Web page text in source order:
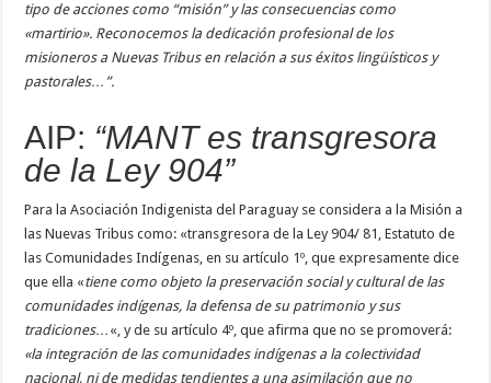
tipo de acciones como “misión” y las consecuencias como
«martirio». Reconocemos la dedicación profesional de los
misioneros a Nuevas Tribus en relación a sus éxitos lingüísticos y
pastorales…”.
AIP: “MANT es transgresora
de la Ley 904”
Para la Asociación Indigenista del Paraguay se considera a la Misión a
las Nuevas Tribus como: «transgresora de la Ley 904/ 81, Estatuto de
las Comunidades Indígenas, en su artículo 1º, que expresamente dice
que ella «tiene como objeto la preservación social y cultural de las
comunidades indígenas, la defensa de su patrimonio y sus
tradiciones… «, y de su artículo 4º, que afirma que no se promoverá:
«la integración de las comunidades indígenas a la colectividad
nacional, ni de medidas tendientes a una asimilación que no